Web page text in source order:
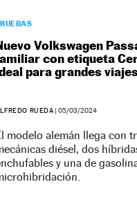
Volkswagen
con etiqueta
para grandes
RUEDA |05/03/2024
modelo alemán llega con
diésel, dos
y una de